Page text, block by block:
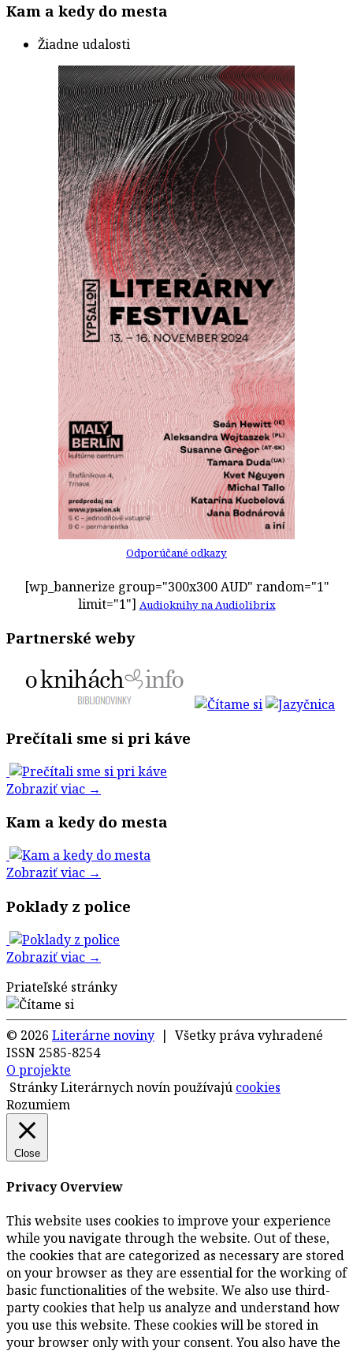
Kam a kedy do mesta
Žiadne udalosti
Odporúčané odkazy
[wp_bannerize group="300x300 AUD" random="1"
limit="1"] Audioknihy na Audiolibrix
Partnerské weby
Prečítali sme si pri káve
Zobraziť viac →
Kam a kedy do mesta
Zobraziť viac →
Poklady z police
Zobraziť viac →
Priateľské stránky
© 2026 Literárne noviny | Všetky práva vyhradené
ISSN 2585-8254
O projekte
Stránky Literárnych novín používajú cookies
Rozumiem
Close
Privacy Overview
This website uses cookies to improve your experience
while you navigate through the website. Out of these,
the cookies that are categorized as necessary are stored
on your browser as they are essential for the working of
basic functionalities of the website. We also use third-
party cookies that help us analyze and understand how
you use this website. These cookies will be stored in
your browser only with your consent. You also have the